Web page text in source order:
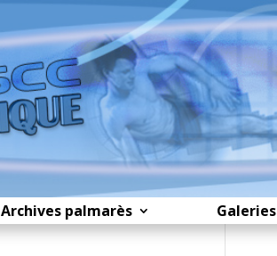
Archives palmarès Galeries